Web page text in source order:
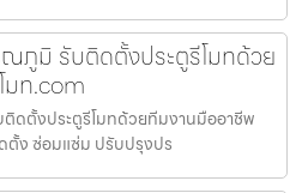
ภูมิ รับติดตั้งประตูรีโมทด้วย
มท.com
ดตั้งประตูรีโมทด้วยทีมงานมืออาชีพ
ตั้ง ซ่อมแซ่ม ปรับปรุงปร